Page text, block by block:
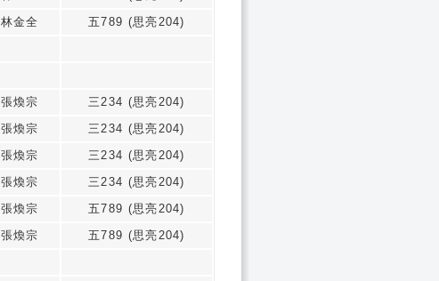
林金全
五789 (思亮204)
張煥宗
三234 (思亮204)
張煥宗
三234 (思亮204)
張煥宗
三234 (思亮204)
張煥宗
三234 (思亮204)
張煥宗
五789 (思亮204)
張煥宗
五789 (思亮204)